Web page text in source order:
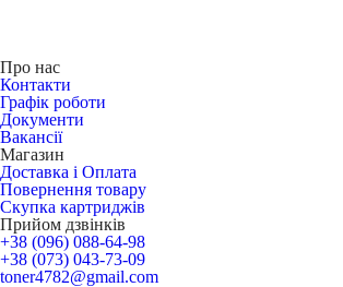
Про нас
Контакти
Графік роботи
Документи
Вакансії
Магазин
Доставка і Оплата
Повернення товару
Скупка картриджів
Прийом дзвінків
+38 (096) 088-64-98
+38 (073) 043-73-09
toner4782@gmail.com